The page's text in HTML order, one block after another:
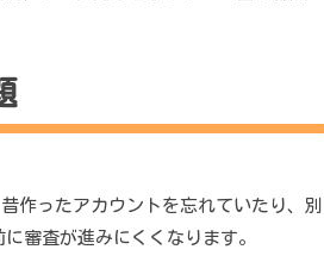
作ったアカウントを忘れていたり、別
審査が進みにくくなります。